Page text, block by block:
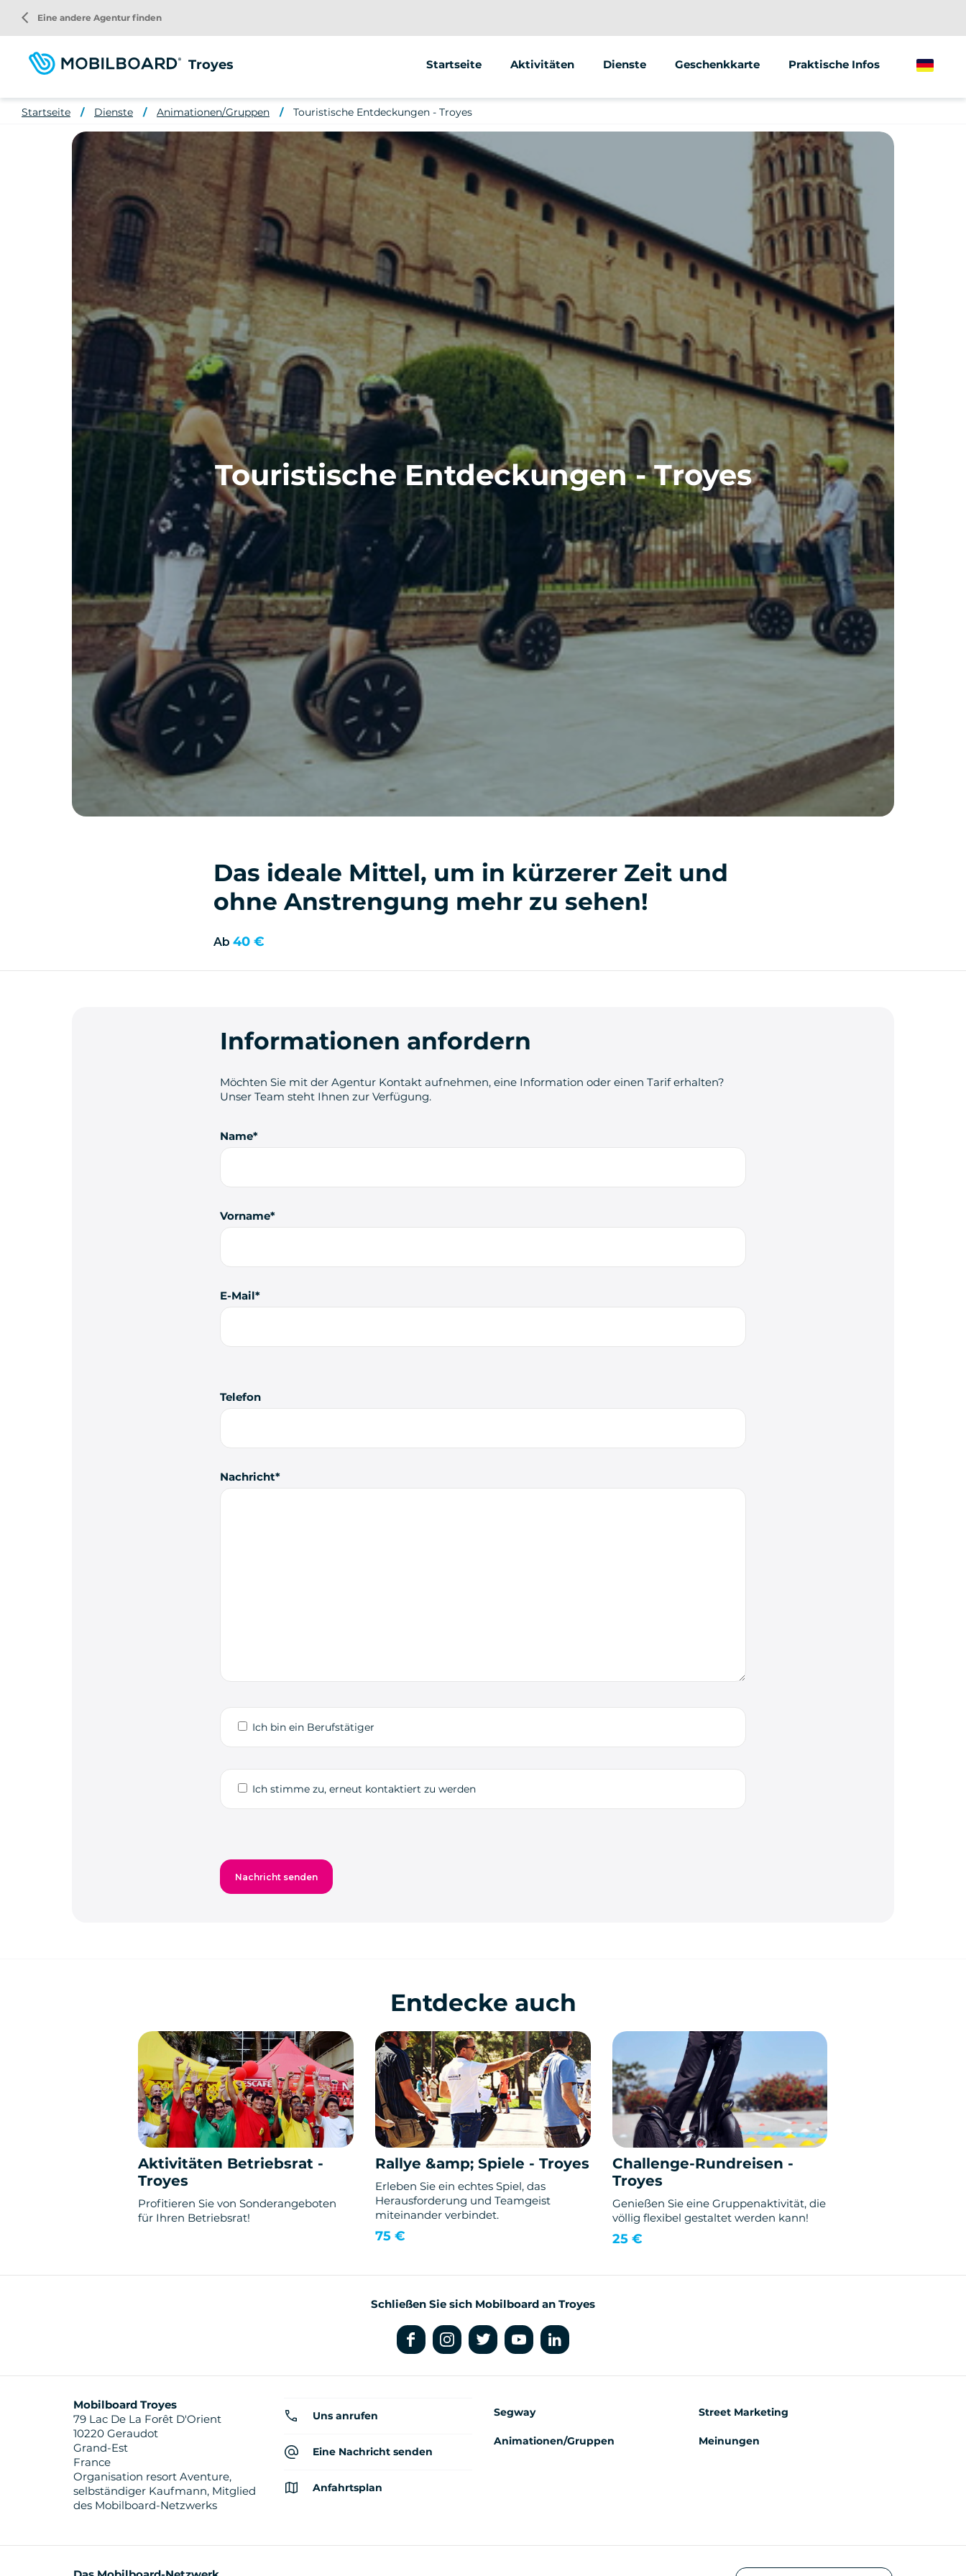
zum
Inhalt
Troyes Startseite Aktivitäten
Segway
Dienste
Animationen/Gruppen
Geschenkkarte Praktische Infos
arrow_back_ios Eine andere Agentur finden
German
Startseite Dienste Animationen/Gruppen Touristische Entdeckungen - Troyes
Touristische Entdeckungen - Troyes
Das ideale Mittel, um in kürzerer Zeit und
ohne Anstrengung mehr zu sehen!
Ab 40 €
Informationen anfordern
Möchten Sie mit der Agentur Kontakt aufnehmen, eine Information oder einen Tarif erhalten?
Unser Team steht Ihnen zur Verfügung.
Name
Vorname
E-Mail
Telefon
Nachricht
Ich bin ein Berufstätiger
Ich stimme zu, erneut kontaktiert zu werden
Entdecke auch
Aktivitäten Betriebsrat -
Troyes
Profitieren Sie von Sonderangeboten
für Ihren Betriebsrat!
Rallye &amp; Spiele - Troyes
Erleben Sie ein echtes Spiel, das
Herausforderung und Teamgeist
miteinander verbindet.
75 €
Challenge-Rundreisen -
Troyes
Genießen Sie eine Gruppenaktivität, die
völlig flexibel gestaltet werden kann!
25 €
Schließen Sie sich Mobilboard an Troyes
Mobilboard Troyes
79 Lac De La Forêt D'Orient
10220 Geraudot
Grand-Est
France
Organisation resort Aventure,
selbständiger Kaufmann, Mitglied
des Mobilboard-Netzwerks
Uns anrufen
Eine Nachricht senden
Anfahrtsplan
Segway
Animationen/Gruppen
Street Marketing
Meinungen